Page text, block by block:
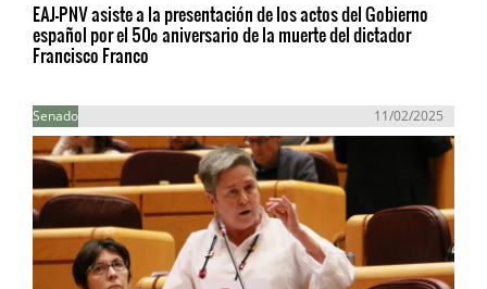
EAJ-PNV asiste a la presentación de los actos del Gobierno
español por el 50º aniversario de la muerte del dictador
Francisco Franco
Senado 11/02/2025